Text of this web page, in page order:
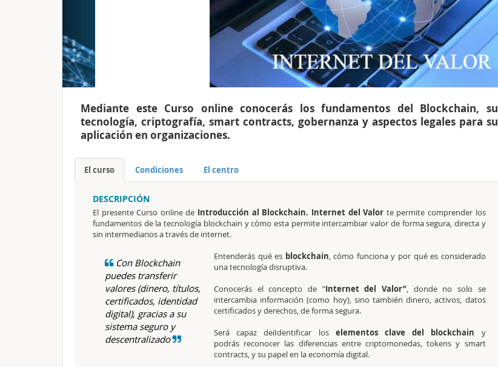
Mediante este Curso online conocerás los fundamentos del Blockchain, su
tecnología, criptografía, smart contracts, gobernanza y aspectos legales para su
aplicación en organizaciones.
El curso Condiciones El centro
DESCRIPCIÓN
El presente Curso online de Introducción al Blockchain. Internet del Valor te permite comprender los
fundamentos de la tecnología blockchain y cómo esta permite intercambiar valor de forma segura, directa y
sin intermediarios a través de internet.
Con Blockchain
puedes transferir
valores (dinero, títulos,
certificados, identidad
digital), gracias a su
sistema seguro y
descentralizado
Entenderás qué es blockchain, cómo funciona y por qué es considerado
una tecnología disruptiva.
Conocerás el concepto de “Internet del Valor”, donde no solo se
intercambia información (como hoy), sino también dinero, activos, datos
certificados y derechos, de forma segura.
Será capaz deiIdentificar los elementos clave del blockchain y
podrás reconocer las diferencias entre criptomonedas, tokens y smart
contracts, y su papel en la economía digital.